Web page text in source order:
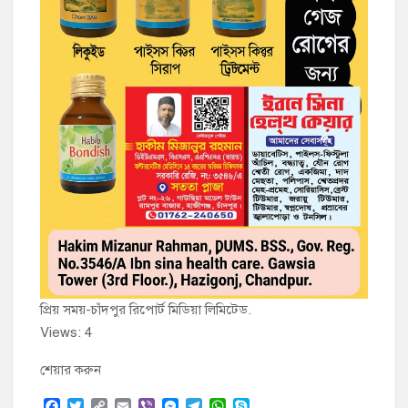
প্রিয় সময়-চাঁদপুর রিপোর্ট মিডিয়া লিমিটেড.
Views: 4
শেয়ার করুন